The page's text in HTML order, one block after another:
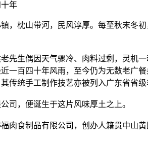
年
，枕山带河，民风淳厚。每至秋末冬
先生偶因天气骤冷、肉料过剩，灵机
一百四十年风雨，至今仍为无数老广
传统手工制作技艺亦被列入广东省省级
司，便诞生于这片风味厚土之上。
肉食制品有限公司，创办人籍贯中山